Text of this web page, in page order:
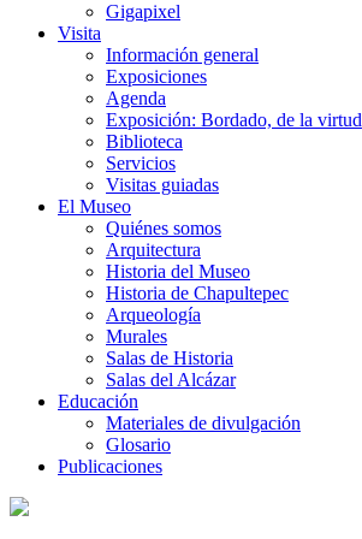
Gigapixel
Visita
Información general
Exposiciones
Agenda
Exposición: Bordado, de la virtud
Biblioteca
Servicios
Visitas guiadas
El Museo
Quiénes somos
Arquitectura
Historia del Museo
Historia de Chapultepec
Arqueología
Murales
Salas de Historia
Salas del Alcázar
Educación
Materiales de divulgación
Glosario
Publicaciones